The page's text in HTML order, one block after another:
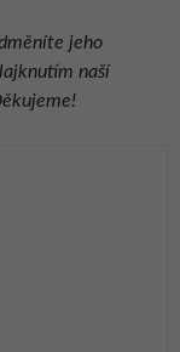
jeho
naší